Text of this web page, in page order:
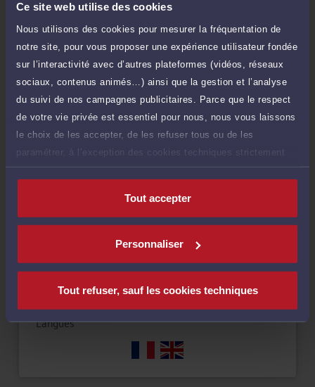
Ce site web utilise des cookies
Nous utilisons des cookies pour mesurer la fréquentation de
notre site, pour vous proposer une expérience utilisateur fondée
sur l’interactivité avec d’autres plateformes (vidéos, réseaux
sociaux, contenus animés…) ainsi que la gestion et l’analyse
du suivi de nos campagnes publicitaires. Parce que le respect
de votre vie privée est essentiel pour nous, nous vous laissons
le choix de les accepter, de les refuser tous ou de les
paramétrer, à l’exception des cookies techniques strictement
nécessaires au fonctionnement du site.
Tout accepter
Personnaliser
Tout refuser, sauf les cookies techniques
Demander un rappel
Payer des honoraires ou une facture
Vous souhaitez payer une facture ou des
honoraires à l’avocat par Carte Bancaire.
Payer
Droit de la famille, des personnes et de leur patrimoine
Langues